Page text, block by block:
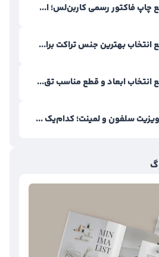
چاپ فاکتور رسمی کاربن‌لس؛ ا...
انتخاب بهترین جنس تراکت برا...
انتخاب ابعاد و قطع مناسب تق...
سلفون و لمینت؛ کدام‌یک ...